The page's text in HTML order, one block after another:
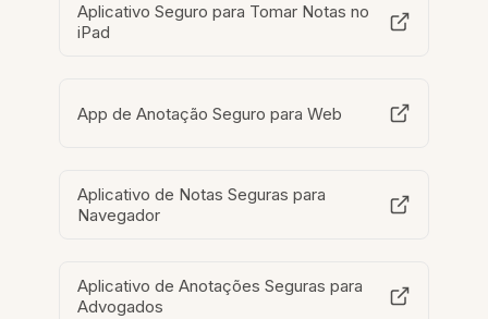
Aplicativo Seguro para Tomar Notas no
iPad
App de Anotação Seguro para Web
Aplicativo de Notas Seguras para
Navegador
Aplicativo de Anotações Seguras para
Advogados